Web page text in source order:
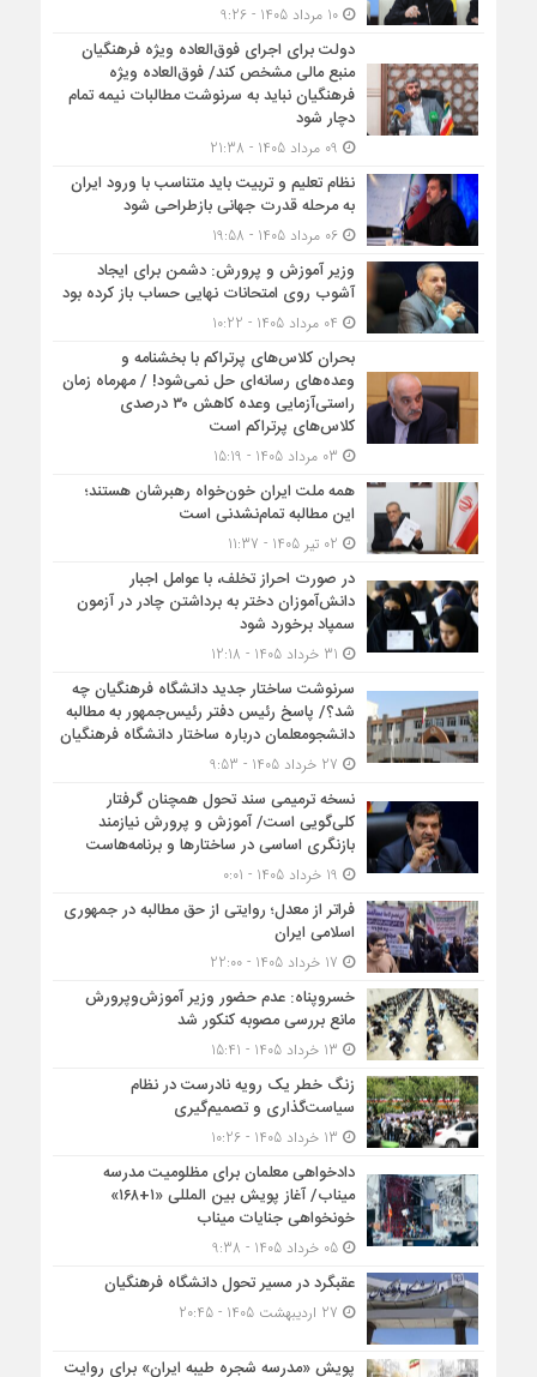
10 مرداد 1405 - 9:26
دولت برای اجرای فوق‌العاده ویژه فرهنگیان
منبع مالی مشخص کند/ فوق‌العاده ویژه
فرهنگیان نباید به سرنوشت مطالبات نیمه‌ تمام
دچار شود
نظام تعلیم و تربیت باید متناسب با ورود ایران
به مرحله قدرت جهانی بازطراحی شود
06 مرداد 1405 - 19:58
وزیر آموزش و پرورش: دشمن برای ایجاد
آشوب روی امتحانات نهایی حساب باز کرده بود
بحران کلاس‌های پرتراکم با بخشنامه و
وعده‌های رسانه‌ای حل نمی‌شود! / مهرماه زمان
راستی‌آزمایی وعده کاهش ۳۰ درصدی
کلاس‌های پرتراکم است
همه ملت ایران خون‌خواه رهبرشان هستند؛
این مطالبه تمام‌نشدنی است
در صورت احراز تخلف، با عوامل اجبار
دانش‌آموزان دختر به برداشتن چادر در آزمون
سمپاد برخورد شود
سرنوشت ساختار جدید دانشگاه فرهنگیان چه
شد؟/ پاسخ رئیس دفتر رئیس‌جمهور به مطالبه
دانشجومعلمان درباره ساختار دانشگاه فرهنگیان
نسخه ترمیمی سند تحول همچنان گرفتار
کلی‌گویی است/ آموزش و پرورش نیازمند
بازنگری اساسی در ساختارها و برنامه‌هاست
فراتر از معدل؛ روایتی از حق مطالبه در جمهوری
اسلامی ایران
خسروپناه: عدم حضور وزیر آموزش‌وپرورش
مانع بررسی مصوبه کنکور شد
زنگ خطر یک رویه نادرست در نظام
سیاست‌گذاری و تصمیم‌گیری
دادخواهی معلمان برای مظلومیت مدرسه
میناب/ آغاز پویش بین المللی «۱+۱۶۸»
خونخواهی جنایات میناب
05 خرداد 1405 - 9:38
عقبگرد در مسیر تحول دانشگاه فرهنگیان
پویش «مدرسه شجره طیبه ایران» برای روایت